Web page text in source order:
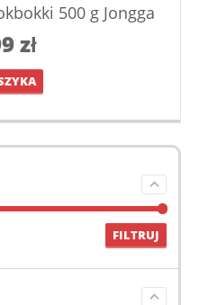
500 g Jongga
zł
FILTRUJ